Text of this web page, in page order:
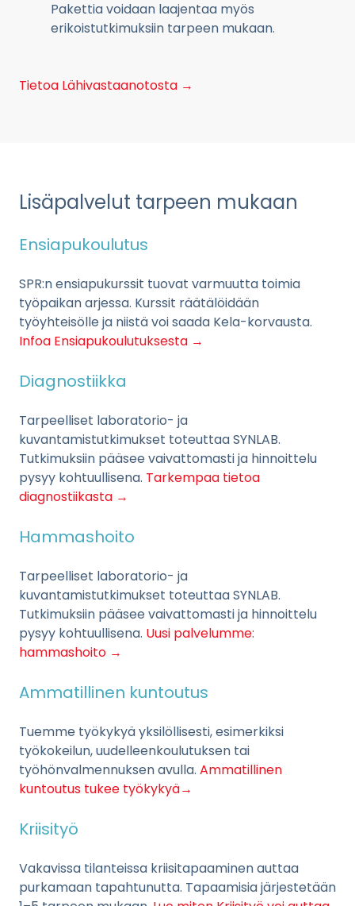
Pakettia voidaan laajentaa myös
erikoistutkimuksiin tarpeen mukaan.
Tietoa Lähivastaanotosta →
Lisäpalvelut tarpeen mukaan
Ensiapukoulutus
SPR:n ensiapukurssit tuovat varmuutta toimia
työpaikan arjessa. Kurssit räätälöidään
työyhteisölle ja niistä voi saada Kela-korvausta.
Infoa Ensiapukoulutuksesta →
Diagnostiikka
Tarpeelliset laboratorio- ja
kuvantamistutkimukset toteuttaa SYNLAB.
Tutkimuksiin pääsee vaivattomasti ja hinnoittelu
pysyy kohtuullisena. Tarkempaa tietoa
diagnostiikasta →
Hammashoito
Tarpeelliset laboratorio- ja
kuvantamistutkimukset toteuttaa SYNLAB.
Tutkimuksiin pääsee vaivattomasti ja hinnoittelu
pysyy kohtuullisena. Uusi palvelumme:
hammashoito →
Ammatillinen kuntoutus
Tuemme työkykyä yksilöllisesti, esimerkiksi
työkokeilun, uudelleenkoulutuksen tai
työhönvalmennuksen avulla. Ammatillinen
kuntoutus tukee työkykyä→
Kriisityö
Vakavissa tilanteissa kriisitapaaminen auttaa
purkamaan tapahtunutta. Tapaamisia järjestetään